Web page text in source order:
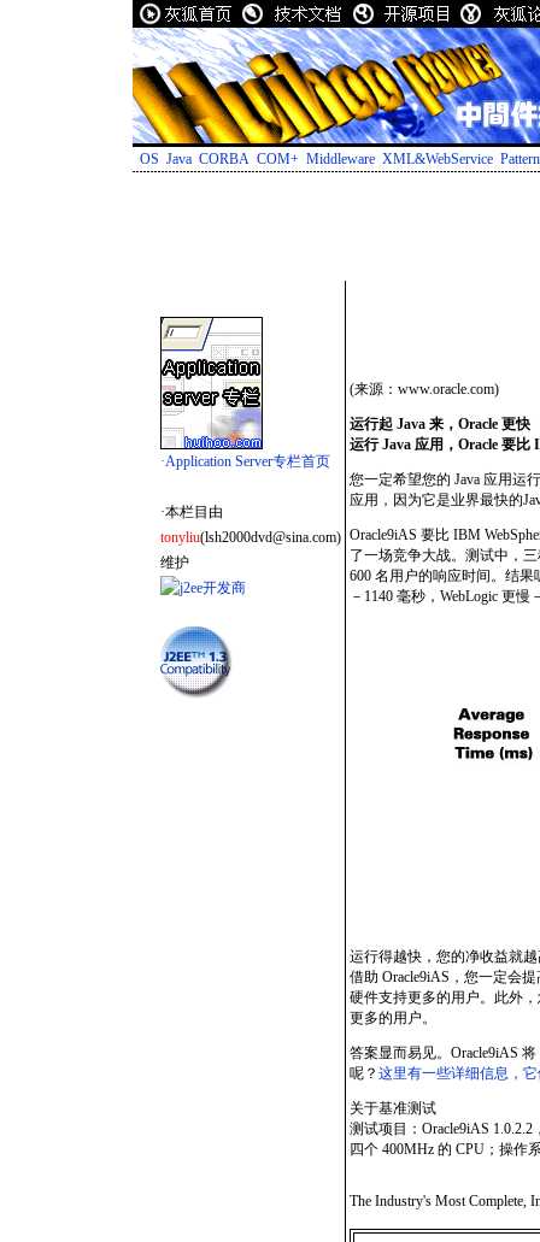
OS Java CORBA COM+ Middleware XML&WebService
·Application Server专栏首页
·本栏目由
tonyliu(lsh2000dvd@sina.com)
维护
(来源：www.oracle.com)
运行起 Java 来，Oracle 更快
运行 Java 应用，Oracle 要比
您一定希望您的 Java 应用运
应用，因为它是业界最快的
Oracle9iAS 要比 IBM
了一场竞争大战。测试中，
600 名用户的响应时间。结果
－1140 毫秒，WebLogic 更慢
运行得越快，您的净收益就
借助 Oracle9iAS，您一定会
硬件支持更多的用户。此外
更多的用户。
答案显而易见。Oracle9iAS 将
呢？ 这里有一些详细信息，
关于基准测试
测试项目：Oracle9iAS
四个 400MHz 的 CPU；操作
The Industry's Most Complete,